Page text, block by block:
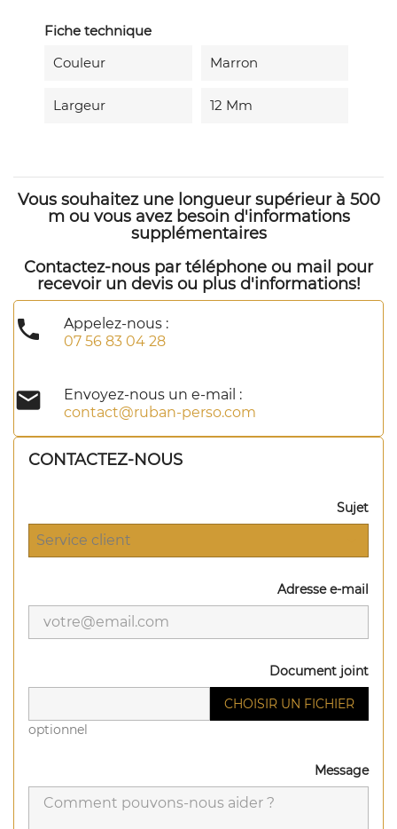
Fiche technique
Couleur
Marron
Largeur 12 Mm
Vous souhaitez une longueur supérieur à 500
m ou vous avez besoin d'informations
supplémentaires
Contactez-nous par téléphone ou mail pour
recevoir un devis ou plus d'informations!

Appelez-nous :
07 56 83 04 28

Envoyez-nous un e-mail :
contact@ruban-perso.com
CONTACTEZ-NOUS
Sujet
Adresse e-mail
Document joint
CHOISIR UN FICHIER
optionnel
Message